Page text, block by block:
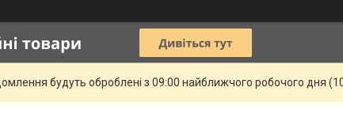
будуть оброблені з 09:00 найближчого робочого дня